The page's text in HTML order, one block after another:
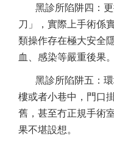
黑診所陷阱四：
刀」，實際上手術係
類操作存在極大安全
血、感染等嚴重後果。
黑診所陷阱五：
樓或者小巷中，門口
舊，甚至冇正規手術
果不堪設想。